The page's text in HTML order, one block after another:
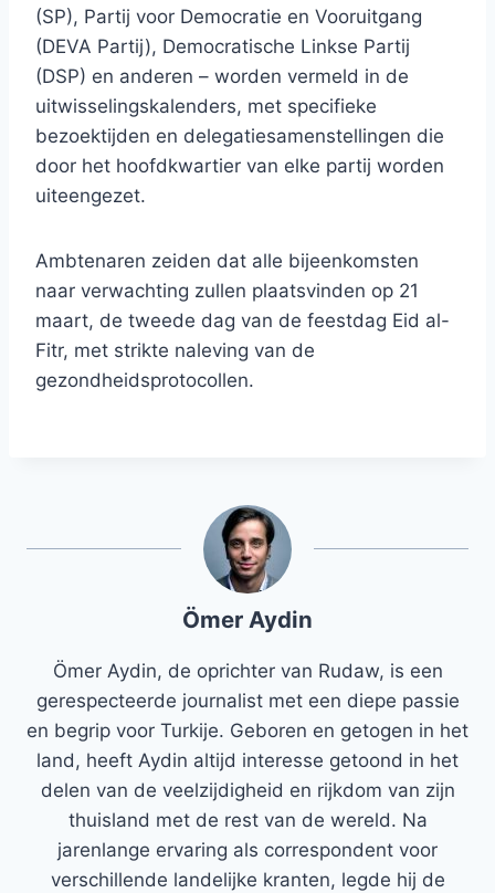
(SP), Partij voor Democratie en Vooruitgang
(DEVA Partij), Democratische Linkse Partij
(DSP) en anderen – worden vermeld in de
uitwisselingskalenders, met specifieke
bezoektijden en delegatiesamenstellingen die
door het hoofdkwartier van elke partij worden
uiteengezet.
Ambtenaren zeiden dat alle bijeenkomsten
naar verwachting zullen plaatsvinden op 21
maart, de tweede dag van de feestdag Eid al-
Fitr, met strikte naleving van de
gezondheidsprotocollen.
Ömer Aydin
Ömer Aydin, de oprichter van Rudaw, is een
gerespecteerde journalist met een diepe passie
en begrip voor Turkije. Geboren en getogen in het
land, heeft Aydin altijd interesse getoond in het
delen van de veelzijdigheid en rijkdom van zijn
thuisland met de rest van de wereld. Na
jarenlange ervaring als correspondent voor
verschillende landelijke kranten, legde hij de